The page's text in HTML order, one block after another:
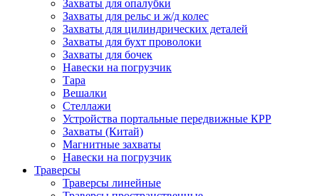
Захваты для опалубки
Захваты для рельс и ж/д колес
Захваты для цилиндрических деталей
Захваты для бухт проволоки
Захваты для бочек
Навески на погрузчик
Тара
Вешалки
Стеллажи
Устройства портальные передвижные КРР
Захваты (Китай)
Магнитные захваты
Навески на погрузчик
Траверсы
Траверсы линейные